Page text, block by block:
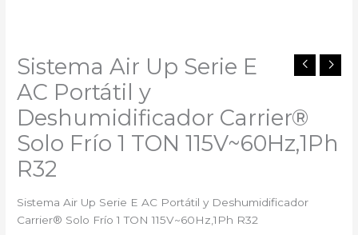
Sistema Air Up Serie E
AC Portátil y
Deshumidificador Carrier®
Solo Frío 1 TON 115V~60Hz,1Ph
R32
Sistema Air Up Serie E AC Portátil y Deshumidificador
Carrier® Solo Frío 1 TON 115V~60Hz,1Ph R32